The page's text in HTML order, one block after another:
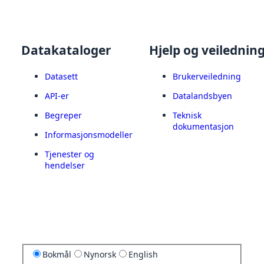
Datakataloger
Datasett
API-er
Begreper
Informasjonsmodeller
Tjenester og
hendelser
Hjelp og
Brukerveiledning
Datalandsbyen
Teknisk
dokumentasjon
Bokmål Nynorsk English